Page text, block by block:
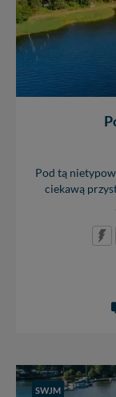
Pod tą
ciekawą
SWJM